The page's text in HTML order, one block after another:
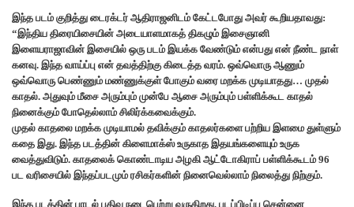
இந்த படம் குறித்து டைரக்டர் ஆதிராஜனிடம் கேட்டபோது அவர் கூறியதாவது:
“இந்திய திரையிசையின் அடையாளமாகத் திகழும் இசைஞானி
இளையராஜாவின் இசையில் ஒரு படம் இயக்க வேண்டும் என்பது என் நீண்ட நாள்
கனவு. இந்த வாய்ப்பு என் தவத்திற்கு கிடைத்த வரம். ஒவ்வொரு ஆணும்
ஒவ்வொரு பெண்ணும் மண்ணுக்குள் போகும் வரை மறக்க முடியாதது… முதல்
காதல். அதுவும் மீசை அரும்பும் முன்பே ஆசை அரும்பும் பள்ளிக்கூட காதல்
நினைக்கும் போதெல்லாம் சிலிர்க்கவைக்கும்.
முதல் காதலை மறக்க முடியாமல் தவிக்கும் காதலர்களை பற்றிய இளமை துள்ளும்
கதை இது. இந்த படத்தின் கிளைமாக்ஸ் உருகாத இதயங்களையும் உருக
வைத்துவிடும். காதலைக் கொண்டாடிய அழகி ஆட்டோகிராப் பள்ளிக்கூடம் 96
பட வரிசையில் இந்தப்படமும் ரசிகர்களின் நினைவெல்லாம் நிலைத்து நிற்கும்.
இந்த படத்தின் பாடல் பதிவு நடைபெற்று வருகிறது. படப்பிடிப்பு சென்னை